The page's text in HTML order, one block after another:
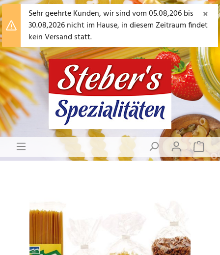
Sehr geehrte Kunden, wir sind vom 05.08,206 bis
30.08,2026 nicht im Hause, in diesem Zeitraum findet
kein Versand statt.
×